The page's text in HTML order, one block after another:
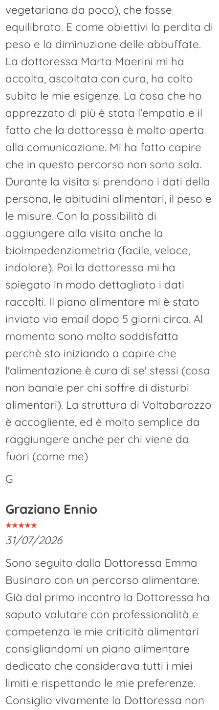
vegetariana da poco), che fosse
equilibrato. E come obiettivi la perdita di
peso e la diminuzione delle abbuffate.
La dottoressa Marta Maerini mi ha
accolta, ascoltata con cura, ha colto
subito le mie esigenze. La cosa che ho
apprezzato di più è stata l'empatia e il
fatto che la dottoressa è molto aperta
alla comunicazione. Mi ha fatto capire
che in questo percorso non sono sola.
Durante la visita si prendono i dati della
persona, le abitudini alimentari, il peso e
le misure. Con la possibilità di
aggiungere alla visita anche la
bioimpedenziometria (facile, veloce,
indolore). Poi la dottoressa mi ha
spiegato in modo dettagliato i dati
raccolti. Il piano alimentare mi è stato
inviato via email dopo 5 giorni circa. Al
momento sono molto soddisfatta
perchè sto iniziando a capire che
l'alimentazione è cura di se' stessi (cosa
non banale per chi soffre di disturbi
alimentari). La struttura di Voltabarozzo
è accogliente, ed è molto semplice da
raggiungere anche per chi viene da
fuori (come me)
G
Graziano Ennio
31/07/2026
Sono seguito dalla Dottoressa Emma
Businaro con un percorso alimentare.
Già dal primo incontro la Dottoressa ha
saputo valutare con professionalità e
competenza le mie criticità alimentari
consigliandomi un piano alimentare
dedicato che considerava tutti i miei
limiti e rispettando le mie preferenze.
Consiglio vivamente la Dottoressa non